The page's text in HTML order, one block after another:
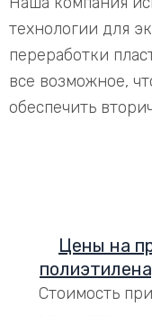
технологии для
переработки
все возможное,
обеспечить
Цены на
Стоимость